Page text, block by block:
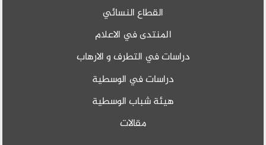
القطاع النسائي
المنتدى في الاعلام
دراسات في التطرف و الارهاب
دراسات في الوسطية
هيئة شباب الوسطية
مقالات